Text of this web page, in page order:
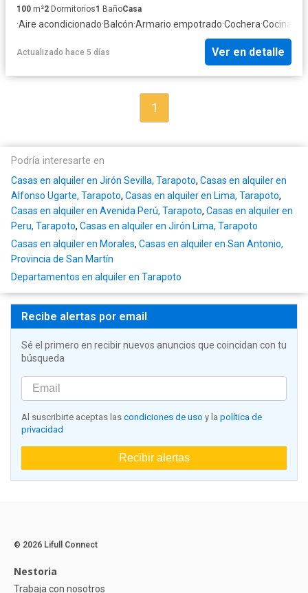
100 m²2 Dormitorios1 BañoCasa
·Aire acondicionado·Balcón·Armario empotrado·Cochera·Cocina
Actualizado hace 5 días Ver en detalle
1
Podría interesarte en
Casas en alquiler en Jirón Sevilla, Tarapoto, Casas en alquiler en
Alfonso Ugarte, Tarapoto, Casas en alquiler en Lima, Tarapoto,
Casas en alquiler en Avenida Perú, Tarapoto, Casas en alquiler en
Peru, Tarapoto, Casas en alquiler en Jirón Lima, Tarapoto
Casas en alquiler en Morales, Casas en alquiler en San Antonio,
Provincia de San Martín
Departamentos en alquiler en Tarapoto
Recibe alertas por email
Sé el primero en recibir nuevos anuncios que coincidan con tu
búsqueda
Al suscribirte aceptas las condiciones de uso y la política de
privacidad
Recibir alertas
© 2026 Lifull Connect
Nestoria
Trabaja con nosotros